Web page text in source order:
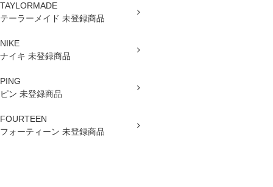
TAYLORMADE
テーラーメイド 未登録商品
NIKE
ナイキ 未登録商品
PING
ピン 未登録商品
FOURTEEN
フォーティーン 未登録商品